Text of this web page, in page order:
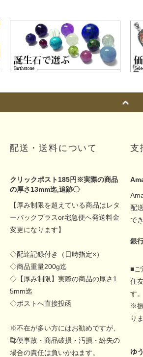
配送・送料について
クリックポスト185円※実際の商品
の厚さ13mm迄,追跡〇
【厚み制限を超えている商品はレタ
ーパックプラスor宅急便へ発送料金
変更になります】
◇配達記録付き（日時指定×）
◇商品重量200g迄
◇【厚み制限】実際の商品の厚さ1
5mm迄
◇ポストへ直接投函
※不在が多い方にはお勧めですが、
郵便事故・商品破損・汚損・紛失の
場合の責任は負いかねます。
支
配
で
銀
■ご
住
す。
※
り
ゆ